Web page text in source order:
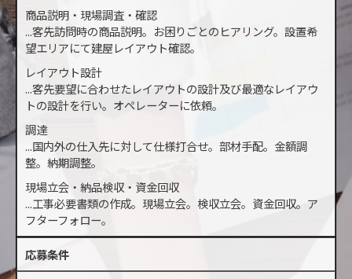
商品説明・現場調査・確認
...客先訪問時の商品説明。お困りごとのヒアリング。設置希
望エリアにて建屋レイアウト確認。
レイアウト設計
...客先要望に合わせたレイアウトの設計及び最適なレイアウ
トの設計を行い。オペレーターに依頼。
調達
...国内外の仕入先に対して仕様打合せ。部材手配。金額調
整。納期調整。
現場立会・納品検収・資金回収
...工事必要書類の作成。現場立会。検収立会。資金回収。ア
フターフォロー。
応募条件